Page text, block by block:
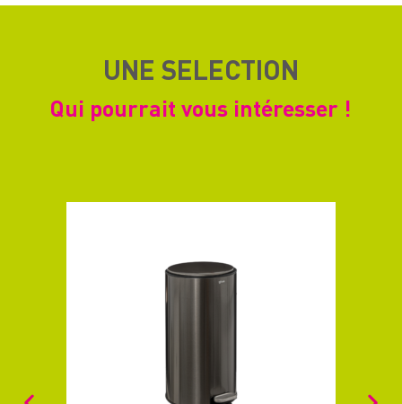
UNE SELECTION
Qui pourrait vous intéresser !